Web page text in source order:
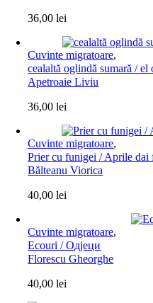
36,00lei
Cuvinte migratoare,
cealaltă oglindă sumară / el
Apetroaie Liviu
36,00lei
Cuvinte migratoare,
Prier cu funigei / Aprile
Bălteanu Viorica
40,00lei
Cuvinte migratoare,
Ecouri / Одјеци
Florescu Gheorghe
40,00lei